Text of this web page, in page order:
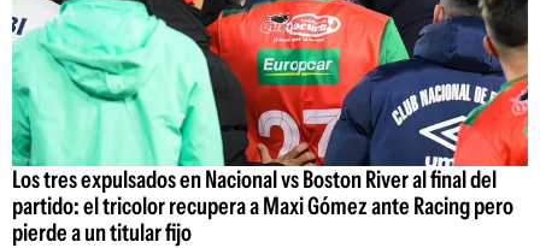
Los tres expulsados en Nacional vs Boston River al final del
partido: el tricolor recupera a Maxi Gómez ante Racing pero
pierde a un titular fijo